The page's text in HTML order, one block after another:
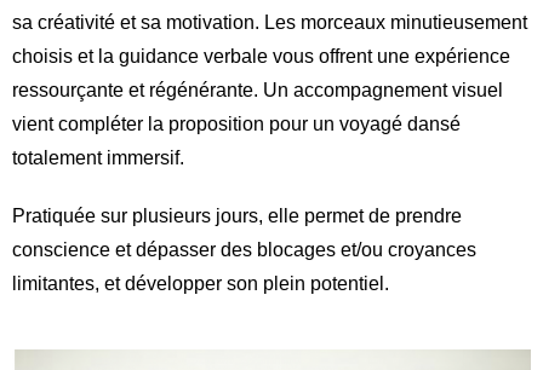
sa créativité et sa motivation. Les morceaux minutieusement
choisis et la guidance verbale vous offrent une expérience
ressourçante et régénérante. Un accompagnement visuel
vient compléter la proposition pour un voyagé dansé
totalement immersif.
Pratiquée sur plusieurs jours, elle permet de prendre
conscience et dépasser des blocages et/ou croyances
limitantes, et développer son plein potentiel.